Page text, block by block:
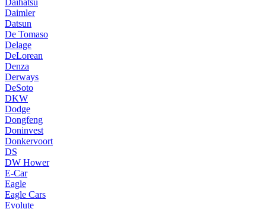
Daimler
Datsun
De Tomaso
Delage
DeLorean
Denza
Derways
DeSoto
DKW
Dodge
Dongfeng
Doninvest
Donkervoort
DS
DW Hower
E-Car
Eagle
Eagle Cars
Evolute